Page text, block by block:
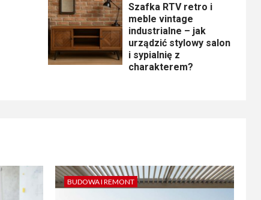
Szafka RTV retro i
meble vintage
industrialne – jak
urządzić stylowy salon
i sypialnię z
charakterem?
BUDOWA I REMONT